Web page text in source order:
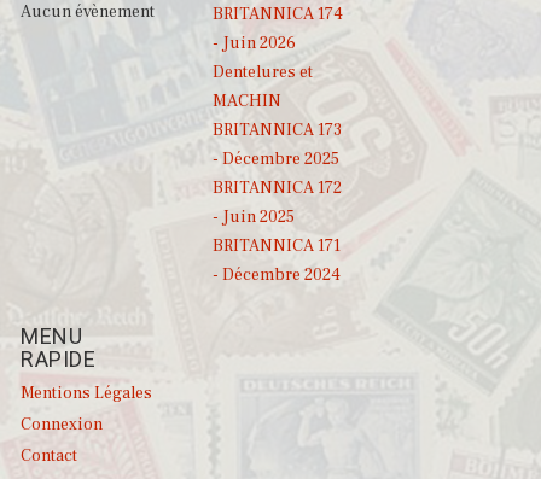
Aucun évènement
BRITANNICA 174
- Juin 2026
Dentelures et
MACHIN
BRITANNICA 173
- Décembre 2025
BRITANNICA 172
- Juin 2025
BRITANNICA 171
- Décembre 2024
MENU
RAPIDE
Mentions Légales
Connexion
Contact